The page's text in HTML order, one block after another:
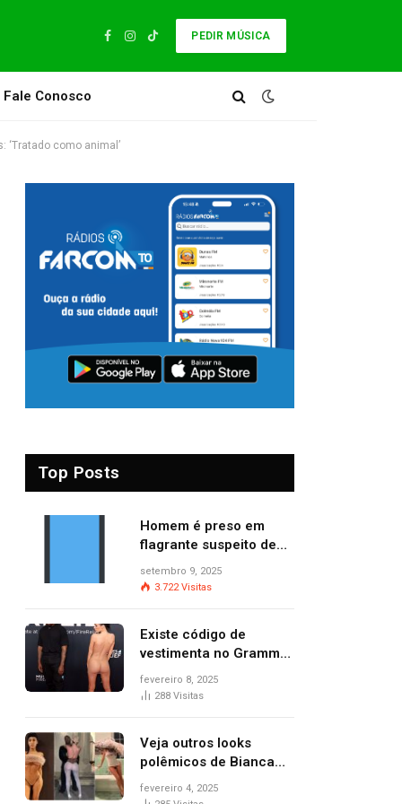
Facebook
Instagram
TikTok
PEDIR MÚSICA
Fale Conosco
como animal’
Top Posts
Homem é preso em
flagrante suspeito de
provocar dois incêndios
criminosos no mesmo
setembro 9, 2025
3.722Visitas
Existe código de
vestimenta no Grammy?
Questionamento surgiu
após Bianca Censori,
premiação
fevereiro 8, 2025
288 Visitas
Veja outros looks
polêmicos de Bianca
Censori, esposa de
Kanye West que
fevereiro 4, 2025